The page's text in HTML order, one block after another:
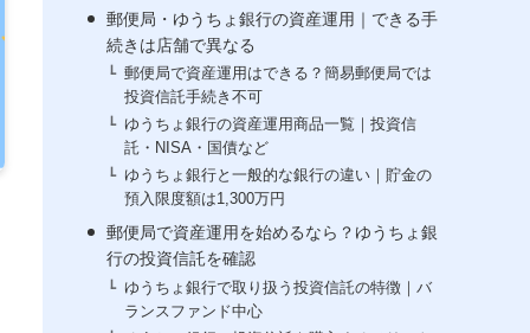
郵便局・ゆうちょ銀行の資産運用｜できる手
続きは店舗で異なる
郵便局で資産運用はできる？簡易郵便局では
投資信託手続き不可
ゆうちょ銀行の資産運用商品一覧｜投資信
託・NISA・国債など
ゆうちょ銀行と一般的な銀行の違い｜貯金の
預入限度額は1,300万円
郵便局で資産運用を始めるなら？ゆうちょ銀
行の投資信託を確認
ゆうちょ銀行で取り扱う投資信託の特徴｜バ
ランスファンド中心